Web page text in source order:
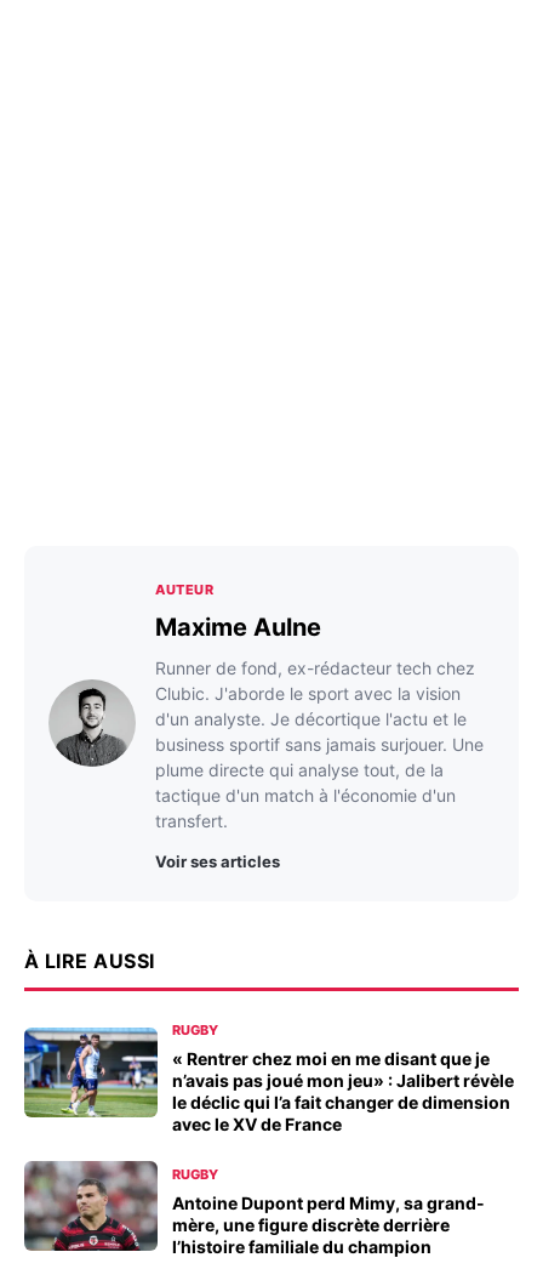
AUTEUR
Maxime Aulne
Runner de fond, ex-rédacteur tech chez
Clubic. J'aborde le sport avec la vision
d'un analyste. Je décortique l'actu et le
business sportif sans jamais surjouer. Une
plume directe qui analyse tout, de la
tactique d'un match à l'économie d'un
transfert.
Voir ses articles
À LIRE AUSSI
RUGBY
« Rentrer chez moi en me disant que je
n’avais pas joué mon jeu» : Jalibert révèle
le déclic qui l’a fait changer de dimension
avec le XV de France
RUGBY
Antoine Dupont perd Mimy, sa grand-
mère, une figure discrète derrière
l’histoire familiale du champion